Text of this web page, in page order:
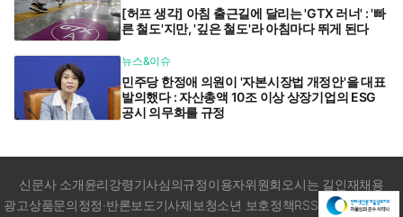
[허프 생각] 아침 출근길에 달리는 'GTX 러너' : '빠
른 철도'지만, '깊은 철도'라 아침마다 뛰게 된다
뉴스&이슈
민주당 한정애 의원이 '자본시장법 개정안'을 대표
발의했다 : 자산총액 10조 이상 상장기업의 ESG
공시 의무화를 규정
신문사 소개윤리강령기사심의규정이용자위원회오시는 길인재채용
광고상품문의정정·반론보도기사제보청소년 보호정책RSS